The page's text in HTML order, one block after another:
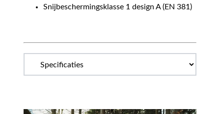
Snijbeschermingsklasse 1 design A (EN 381)